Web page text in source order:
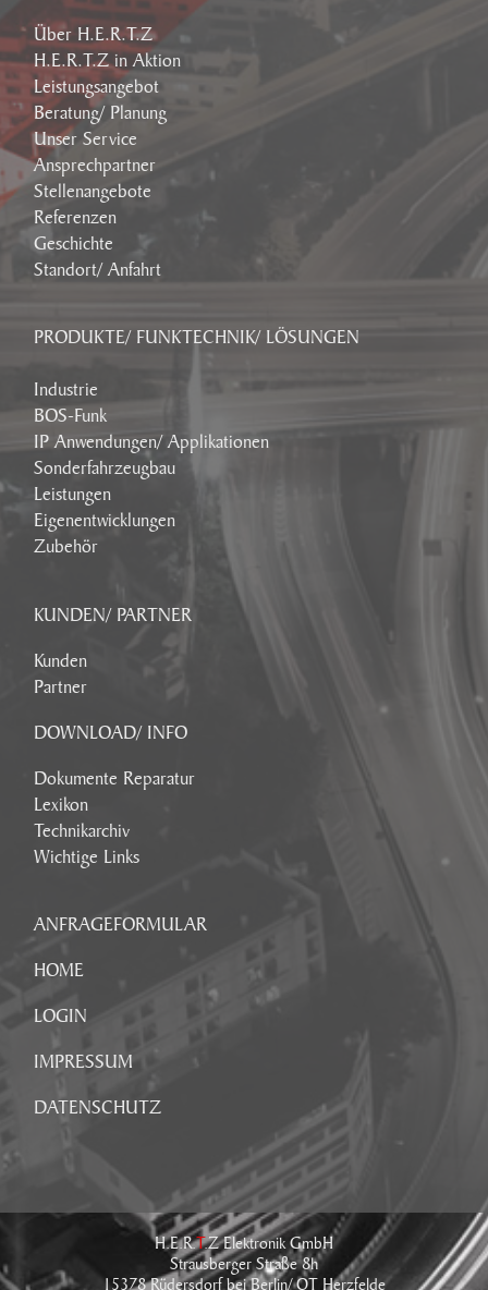
Über H.E.R.T.Z
H.E.R.T.Z in Aktion
Leistungsangebot
Beratung/ Planung
Unser Service
Ansprechpartner
Stellenangebote
Referenzen
Geschichte
Standort/ Anfahrt
PRODUKTE/ FUNKTECHNIK/ LÖSUNGEN
Industrie
BOS-Funk
IP Anwendungen/ Applikationen
Sonderfahrzeugbau
Leistungen
Eigenentwicklungen
Zubehör
KUNDEN/ PARTNER
Kunden
Partner
DOWNLOAD/ INFO
Dokumente Reparatur
Lexikon
Technikarchiv
Wichtige Links
ANFRAGEFORMULAR
HOME
LOGIN
IMPRESSUM
DATENSCHUTZ
H.E.R.T.Z Elektronik GmbH
Strausberger Straße 8h
15378 Rüdersdorf bei Berlin/ OT Herzfelde